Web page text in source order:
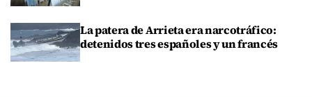
La patera de Arrieta era narcotráfico:
detenidos tres españoles y un francés